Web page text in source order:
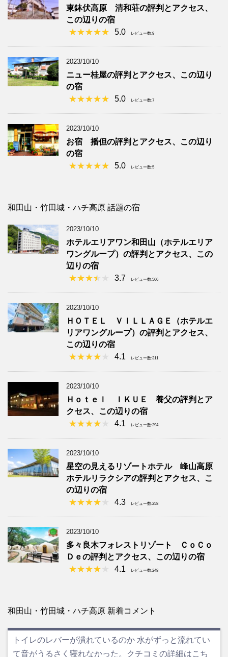
東鉢伏高原 清和荘の評判とアクセス、
この辺りの宿
5.0
レビュー数:9
2023/10/10
ニュー桂屋の評判とアクセス、この辺り
の宿
5.0
レビュー数:7
2023/10/10
お宿 播但の評判とアクセス、この辺り
の宿
5.0
レビュー数:5
和田山・竹田城・ハチ高原 話題の宿
2023/10/10
ホテルエリアワン和田山（ホテルエリア
ワングループ）の評判とアクセス、この
辺りの宿
3.7
レビュー数:566
2023/10/10
ＨＯＴＥＬ ＶＩＬＬＡＧＥ（ホテルエ
リアワングループ）の評判とアクセス、
この辺りの宿
4.1
レビュー数:311
2023/10/10
Ｈｏｔｅｌ ＩＫＵＥ 養父の評判とア
クセス、この辺りの宿
4.1
レビュー数:294
2023/10/10
星空の見えるリゾートホテル 峰山高原
ホテルリラクシアの評判とアクセス、こ
の辺りの宿
4.3
レビュー数:258
2023/10/10
多々良木フォレストリゾート ＣｏＣｏ
Ｄｅの評判とアクセス、この辺りの宿
4.1
レビュー数:248
和田山・竹田城・ハチ高原 新着コメント
トイレのレバーが潰れているのか 水がずっと流れてい
て音がうるさく寝れなかった。クチコミの詳細はこち